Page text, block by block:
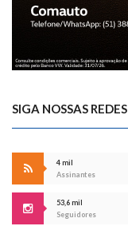
SIGA NOSSAS REDES
4 mil
Assinantes
53,6 mil
Seguidores